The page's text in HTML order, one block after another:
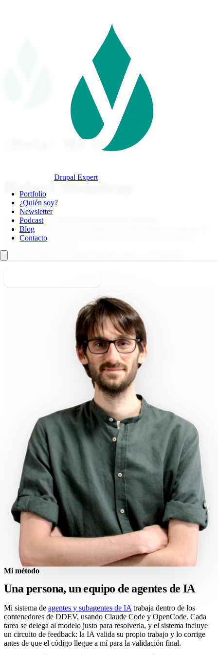
Drupal Expert
Navegación
principal
Portfolio
¿Quién soy?
Newsletter
Podcast
Blog
Contacto
¡Hola! Me llamo
Robert Menetray
Llevo más de
Ahora no trabajo solo: he montado mi propio equipo de agentes de
IA. Ellos hacen la parte mecánica, yo pongo el criterio senior y
Mi método
Una persona, un equipo de agentes de IA
Mi sistema de agentes y subagentes de IA trabaja dentro de los
contenedores de DDEV, usando Claude Code y OpenCode. Cada
tarea se delega al modelo justo para resolverla, y el sistema incluye
un circuito de feedback: la IA valida su propio trabajo y lo corrige
antes de que el código llegue a mí para la validación final.